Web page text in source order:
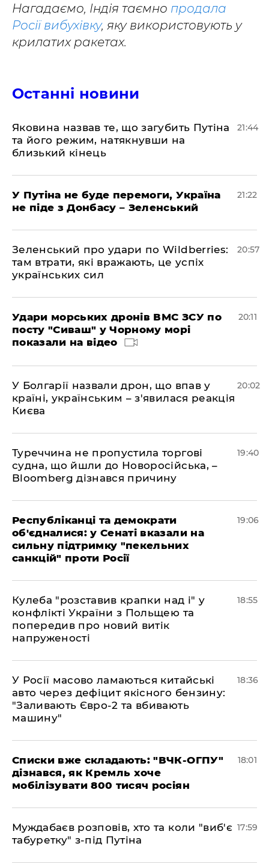
Нагадаємо, Індія таємно продала
Росії вибухівку, яку використовують у
крилатих ракетах.
Останні новини
Яковина назвав те, що загубить Путіна
та його режим, натякнувши на
близький кінець
21:44
У Путіна не буде перемоги, Україна
не піде з Донбасу – Зеленський
21:22
Зеленський про удари по Wildberries:
там втрати, які вражають, це успіх
українських сил
20:57
Удари морських дронів ВМС ЗСУ по
посту "Сиваш" у Чорному морі
показали на відео
20:11
У Болгарії назвали дрон, що впав у
країні, українським – з'явилася реакція
Києва
20:02
Туреччина не пропустила торгові
судна, що йшли до Новоросійська, –
Bloomberg дізнався причину
19:40
Республіканці та демократи
об'єдналися: у Сенаті вказали на
сильну підтримку "пекельних
санкцій" проти Росії
19:06
Кулеба "розставив крапки над і" у
конфлікті України з Польщею та
попередив про новий витік
напруженості
18:55
У Росії масово ламаються китайські
авто через дефіцит якісного бензину:
"Заливають Євро-2 та вбивають
машину"
18:36
Списки вже складають: "ВЧК-ОГПУ"
дізнався, як Кремль хоче
мобілізувати 800 тисяч росіян
18:01
Муждабаєв розповів, хто та коли "виб'є
табуретку" з-під Путіна
17:59